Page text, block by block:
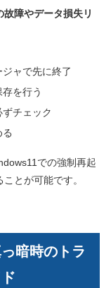
障やデータ損失リ
ャで先に終了
を行う
チェック
での強制再起
とが可能です。
暗時のトラ